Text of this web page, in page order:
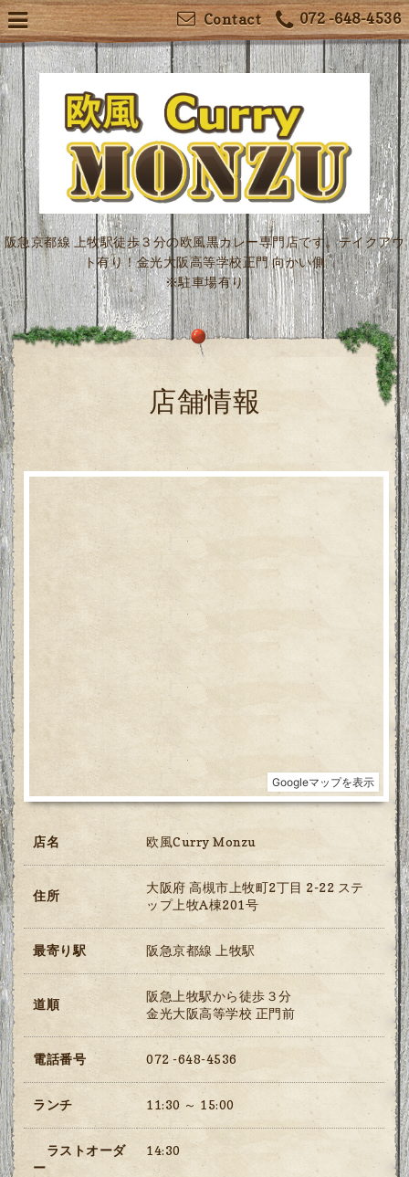
072 -648-4536
Contact
阪急京都線 上牧駅徒歩３分の欧風黒カレー専門店です。テイクアウ
ト有り！金光大阪高等学校正門 向かい側
※駐車場有り
店舗情報
店名 欧風Curry Monzu
住所
大阪府 高槻市上牧町2丁目 2-22 ステ
ップ上牧A棟201号
最寄り駅 阪急京都線 上牧駅
道順
阪急上牧駅から徒歩３分
金光大阪高等学校 正門前
電話番号 072 -648-4536
ランチ 11:30 ～ 15:00
ラストオーダ
ー
14:30